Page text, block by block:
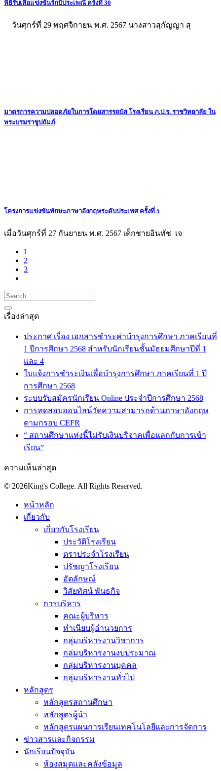
พิธีรับเสื้อแข่งขันรักบี้ประเพณี ครั้งที่ 30
วันศุกร์ที่ 29 พฤศจิกายน พ.ศ. 2567 นางสาวสุกัญญา สุ
มาตรการความปลอดภัยในการโดยสารรถบัส โรงเรียน ภ.ป.ร. ราชวิทยาลัย ใน
พระบรมราชูปถัมภ์
โครงการแข่งขันทักษะภาษาอังกฤษระดับประเทศ ครั้งที่ 5
เมื่อวันศุกร์ที่ 27 กันยายน พ.ศ. 2567 เด็กชายอินทัช เจ
1
2
3
เรื่องล่าสุด
ประกาศ เรื่อง เอกสารชำระค่าบำรุงการศึกษา ภาคเรียนที่
1 ปีการศึกษา 2568 สำหรับนักเรียนชั้นมัธยมศึกษาปีที่ 1
และ 4
ใบแจ้งการชำระเงินเพื่อบำรุงการศึกษา ภาคเรียนที่ 1 ปี
การศึกษา 2568
ระบบรับสมัครนักเรียน Online ประจำปีการศึกษา 2568
การทดสอบออนไลน์วัดความสามารถด้านภาษาอังกฤษ
ตามกรอบ CEFR
“ สถานศึกษาแห่งนี้ไม่รับเงินบริจาคเพื่อแลกกับการเข้า
เรียน”
ความเห็นล่าสุด
© 2026King's College. All Rights Reserved.
หน้าหลัก
เกี่ยวกับ
เกี่ยวกับโรงเรียน
ประวัติโรงเรียน
ตราประจำโรงเรียน
ปรัชญาโรงเรียน
อัตลักษณ์
วิสัยทัศน์ พันธกิจ
การบริหาร
คณะผู้บริหาร
ทำเนียบผู้อำนวยการ
กลุ่มบริหารงานวิชาการ
กลุ่มบริหารงานงบประมาณ
กลุ่มบริหารงานบุคคล
กลุ่มบริหารงานทั่วไป
หลักสูตร
หลักสูตรสถานศึกษา
หลักสูตรผู้นำ
หลักสูตรแผนการเรียนเทคโนโลยีและการจัดการ
ข่าวสารและกิจกรรม
นักเรียนปัจจุบัน
ห้องสมุดและคลังข้อมูล